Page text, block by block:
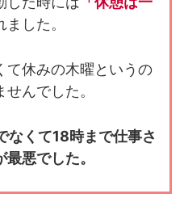
した。
て休みの木曜というの
んでした。
なくて18時まで仕事さ
悪でした。